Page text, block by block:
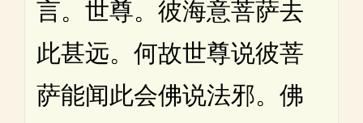
言。世尊。彼海意菩萨去
此甚远。何故世尊说彼菩
萨能闻此会佛说法邪。佛